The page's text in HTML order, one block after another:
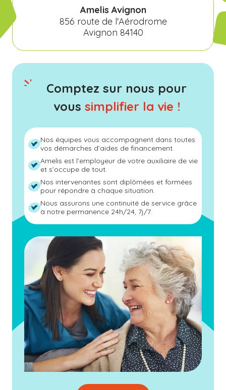
Amelis Avignon
856 route de l'Aérodrome
Avignon 84140
Comptez sur nous pour
vous simplifier la vie !
Nos équipes vous accompagnent dans toutes
vos démarches d’aides de financement.
Amelis est l’employeur de votre auxiliaire de vie
et s’occupe de tout.
Nos intervenantes sont diplômées et formées
pour répondre à chaque situation.
Nous assurons une continuité de service grâce
à notre permanence 24h/24, 7j/7.